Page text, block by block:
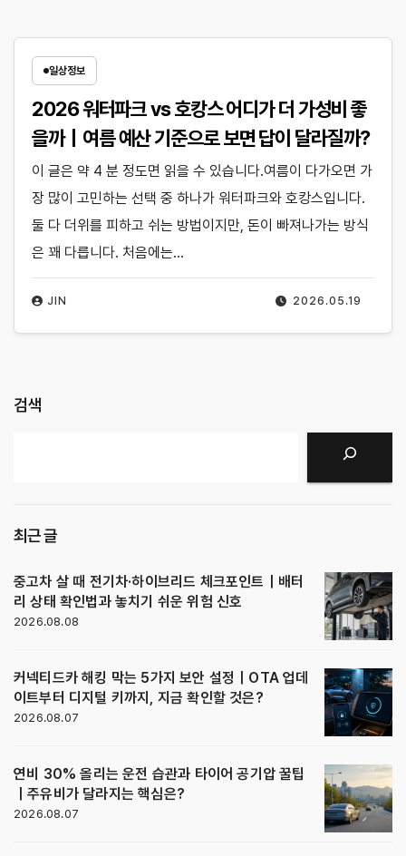
일상정보
2026 워터파크 vs 호캉스 어디가 더 가성비 좋
을까｜여름 예산 기준으로 보면 답이 달라질까?
2026.05.19
JIN
이 글은 약 4 분 정도면 읽을 수 있습니다.여름이 다가오면 가
장 많이 고민하는 선택 중 하나가 워터파크와 호캉스입니다.
둘 다 더위를 피하고 쉬는 방법이지만, 돈이 빠져나가는 방식
은 꽤 다릅니다. 처음에는…
검색
최근 글
중고차 살 때 전기차·하이브리드 체크포인트｜배터
리 상태 확인법과 놓치기 쉬운 위험 신호
2026.08.08
커넥티드카 해킹 막는 5가지 보안 설정｜OTA 업데
이트부터 디지털 키까지, 지금 확인할 것은?
2026.08.07
연비 30% 올리는 운전 습관과 타이어 공기압 꿀팁
｜주유비가 달라지는 핵심은?
2026.08.07